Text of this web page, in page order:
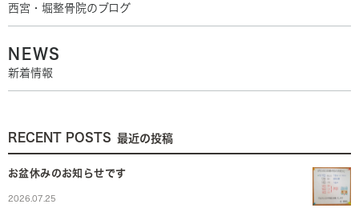
西宮・堀整骨院のブログ
NEWS
新着情報
RECENT POSTS 最近の投稿
お盆休みのお知らせです
2026.07.25